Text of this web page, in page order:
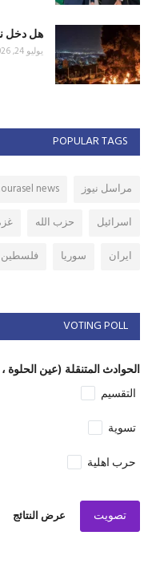
هل دخل
يوليو 24, 2026
POPULAR TAGS
مراسل نيوز news
اسرائيل
حزب الله
ايران
سوريا فلسطين
VOTING POLL
الحوادث المتنقلة (عين الحلوة
التقسيم
تسوية
حرب اهلية
تصويت عرض النتائج